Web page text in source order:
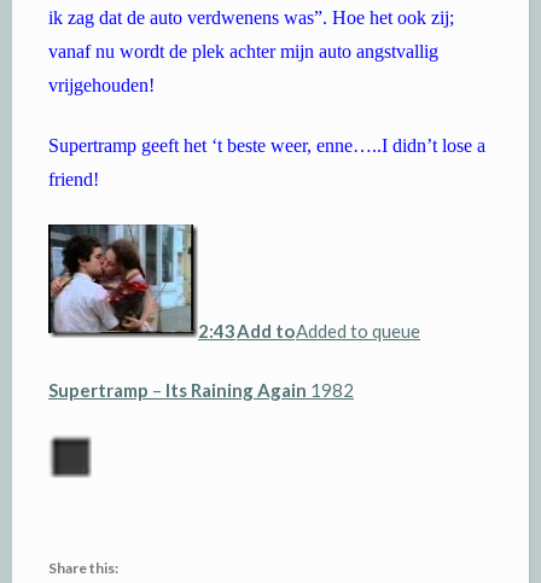
ik zag dat de auto verdwenens was”. Hoe het ook zij;
vanaf nu wordt de plek achter mijn auto angstvallig
vrijgehouden!
Supertramp geeft het ‘t beste weer, enne…..I didn’t lose a
friend!
2:43Add toAdded to queue
Supertramp – Its Raining Again 1982
Share this: